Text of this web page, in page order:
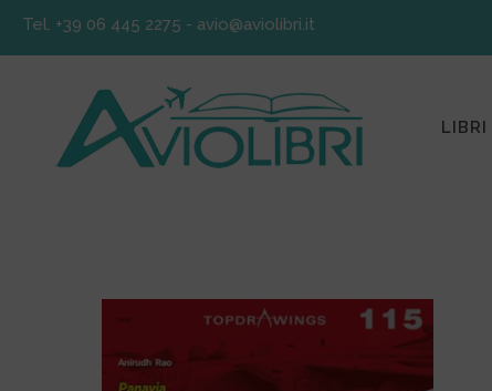
Tel. +39 06 445 2275 - avio@aviolibri.it
LIBRI